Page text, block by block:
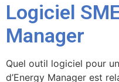
Logiciel
Manager
Quel outil logiciel pour
d’Energy Manager est